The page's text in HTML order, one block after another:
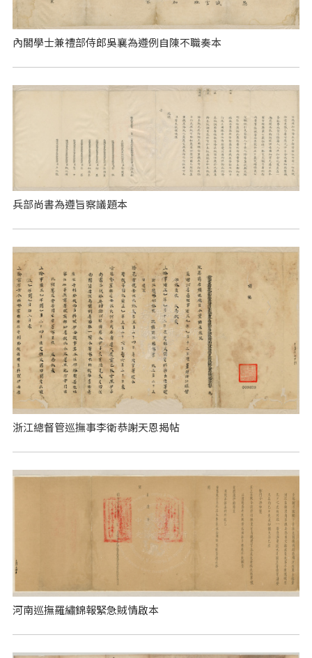
內閣學士兼禮部侍郎吳襄為遵例自陳不職奏本
兵部尚書為遵旨察議題本
浙江總督管巡撫事李衛恭謝天恩揭帖
河南巡撫羅繡錦報緊急賊情啟本